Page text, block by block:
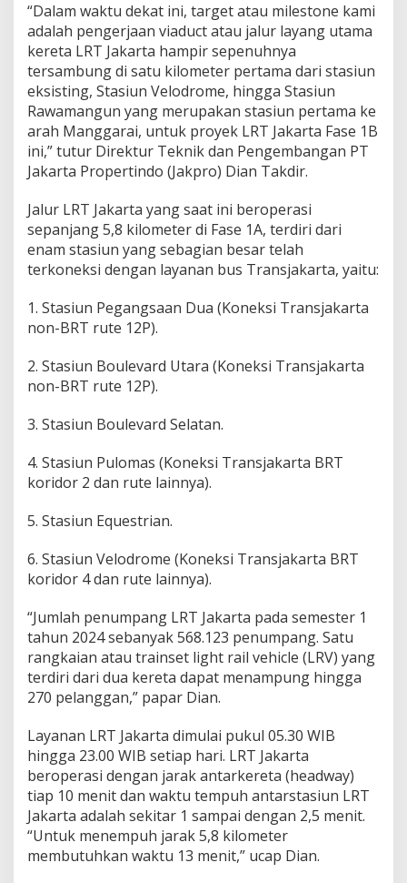
“Dalam waktu dekat ini, target atau milestone kami
adalah pengerjaan viaduct atau jalur layang utama
kereta LRT Jakarta hampir sepenuhnya
tersambung di satu kilometer pertama dari stasiun
eksisting, Stasiun Velodrome, hingga Stasiun
Rawamangun yang merupakan stasiun pertama ke
arah Manggarai, untuk proyek LRT Jakarta Fase 1B
ini,” tutur Direktur Teknik dan Pengembangan PT
Jakarta Propertindo (Jakpro) Dian Takdir.
Jalur LRT Jakarta yang saat ini beroperasi
sepanjang 5,8 kilometer di Fase 1A, terdiri dari
enam stasiun yang sebagian besar telah
terkoneksi dengan layanan bus Transjakarta, yaitu:
1. Stasiun Pegangsaan Dua (Koneksi Transjakarta
non-BRT rute 12P).
2. Stasiun Boulevard Utara (Koneksi Transjakarta
non-BRT rute 12P).
3. Stasiun Boulevard Selatan.
4. Stasiun Pulomas (Koneksi Transjakarta BRT
koridor 2 dan rute lainnya).
5. Stasiun Equestrian.
6. Stasiun Velodrome (Koneksi Transjakarta BRT
koridor 4 dan rute lainnya).
“Jumlah penumpang LRT Jakarta pada semester 1
tahun 2024 sebanyak 568.123 penumpang. Satu
rangkaian atau trainset light rail vehicle (LRV) yang
terdiri dari dua kereta dapat menampung hingga
270 pelanggan,” papar Dian.
Layanan LRT Jakarta dimulai pukul 05.30 WIB
hingga 23.00 WIB setiap hari. LRT Jakarta
beroperasi dengan jarak antarkereta (headway)
tiap 10 menit dan waktu tempuh antarstasiun LRT
Jakarta adalah sekitar 1 sampai dengan 2,5 menit.
“Untuk menempuh jarak 5,8 kilometer
membutuhkan waktu 13 menit,” ucap Dian.